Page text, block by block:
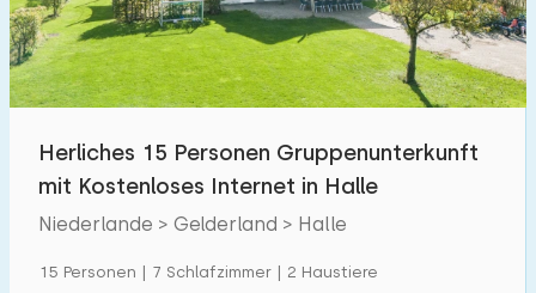
Herliches 15 Personen Gruppenunterkunft
mit Kostenloses Internet in Halle
Niederlande > Gelderland > Halle
15 Personen | 7 Schlafzimmer | 2 Haustiere